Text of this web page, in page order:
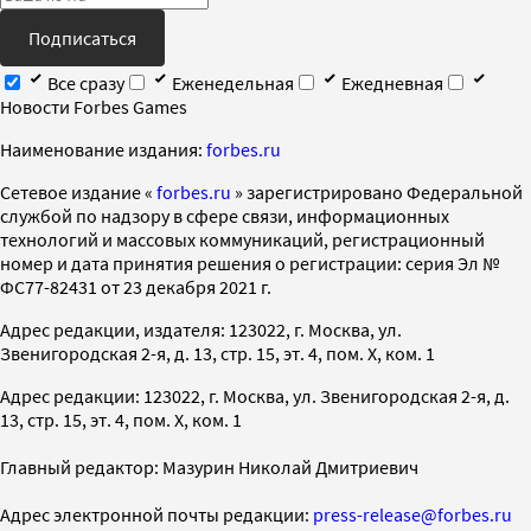
Подписаться
Все сразу
Еженедельная
Ежедневная
Новости Forbes Games
Наименование издания: forbes.ru
Cетевое издание « forbes.ru » зарегистрировано Федеральной
службой по надзору в сфере связи, информационных
технологий и массовых коммуникаций, регистрационный
номер и дата принятия решения о регистрации: серия Эл №
ФС77-82431 от 23 декабря 2021 г.
Адрес редакции, издателя: 123022, г. Москва, ул.
Звенигородская 2-я, д. 13, стр. 15, эт. 4, пом. X, ком. 1
Адрес редакции: 123022, г. Москва, ул. Звенигородская 2-я, д.
13, стр. 15, эт. 4, пом. X, ком. 1
Главный редактор: Мазурин Николай Дмитриевич
Адрес электронной почты редакции: press-release@forbes.ru